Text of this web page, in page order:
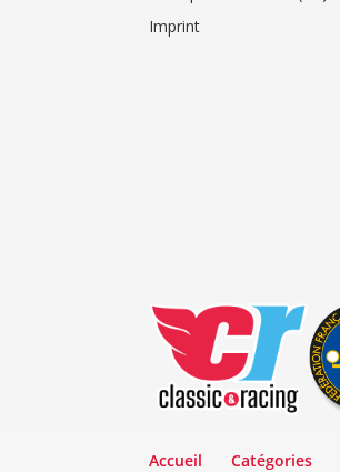
Imprint
Accueil Catégories